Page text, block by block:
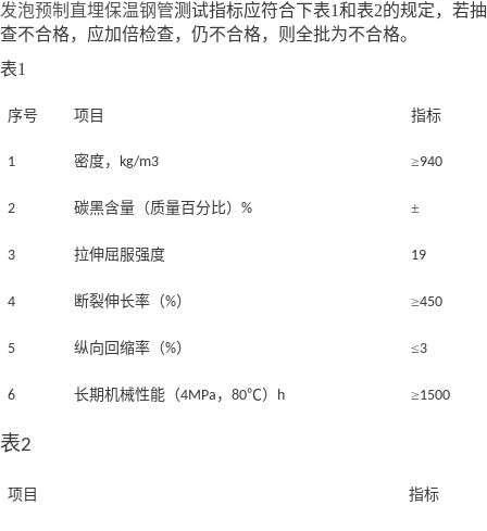
发泡预制直埋保温钢管测试指标应符合下表1和表2的规定，若抽
查不合格，应加倍检查，仍不合格，则全批为不合格。
表1
序号 项目 指标
1 密度， kg/m3 ≥940
2 碳黑含量（质量百分比） % ±
3 拉伸屈服强度 19
4 断裂伸长率（%） ≥450
5 纵向回缩率（%） ≤3
6 长期机械性能（4MPa ， 80℃） h ≥1500
表2
项目 指标